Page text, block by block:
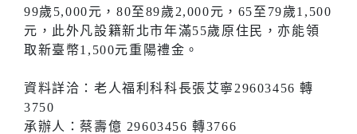
99歲5,000元，80至89歲2,000元，65至79歲1,500
元，此外凡設籍新北市年滿55歲原住民，亦能領
取新臺幣1,500元重陽禮金。
資料詳洽：老人福利科科長張艾寧29603456 轉
3750
承辦人：蔡壽億 29603456 轉3766